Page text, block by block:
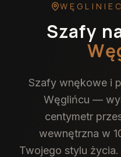
WĘGLINIEC
Szafy
Szafy wnękowe i
Węglińcu —
centymetr
wewnętrzna w
Twojego stylu życia.